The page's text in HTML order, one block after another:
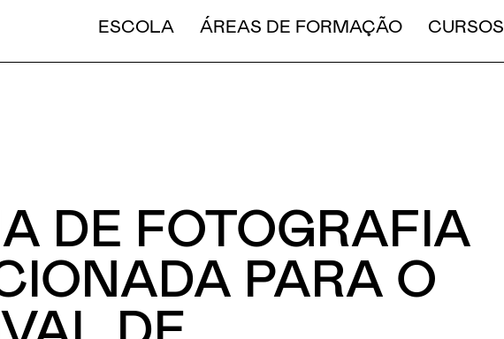
ESCOLA ÁREAS DE FORMAÇÃO CURSOS
DE FOTOGRAFIA
PARA O